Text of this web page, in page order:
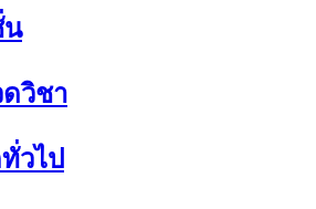
น
ดวิชา
วไป